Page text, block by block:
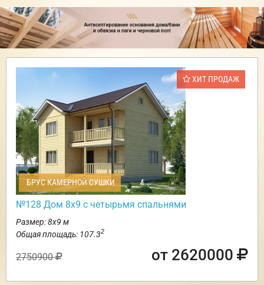
ХИТ ПРОДАЖ
БРУС КАМЕРНОЙ СУШКИ
№128 Дом 8х9 с четырьмя спальнями
Размер: 8х9 м
Общая площадь: 107.32
2750900 от 2620000